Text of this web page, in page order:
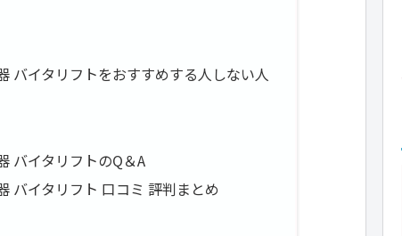
バイタリフトをおすすめする人しない人
バイタリフトのQ＆A
バイタリフト 口コミ 評判まとめ